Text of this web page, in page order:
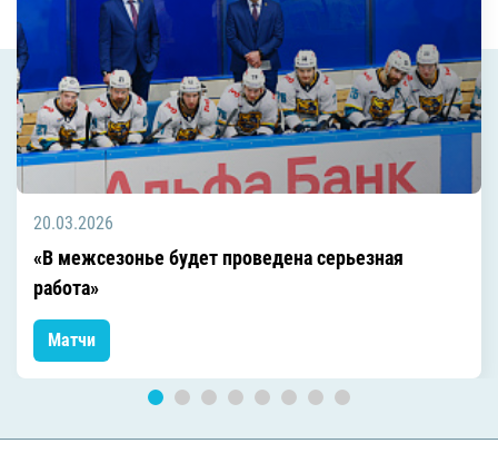
20.03.2026
«В межсезонье будет проведена серьезная
работа»
Матчи